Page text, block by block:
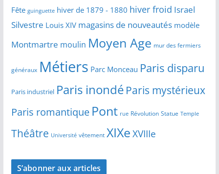
Fête guinguette hiver de 1879 - 1880 hiver froid Israel
Silvestre Louis XIV magasins de nouveautés modèle
Montmartre moulin Moyen Age mur des fermiers
généraux Métiers Parc Monceau Paris disparu
Paris industriel Paris inondé Paris mystérieux
Paris romantique Pont rue Révolution Statue Temple
Théâtre Université vêtement XIXeXVIIIe
S’abonner aux articles